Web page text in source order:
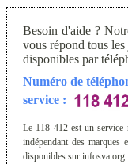
Besoin d'aide ?
vous répond tous
disponibles par
Numéro de
service :
Le 118 412 est un service
indépendant des
disponibles sur infosva.org